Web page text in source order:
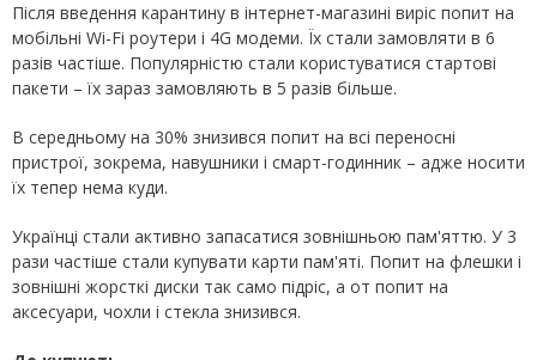
Після введення карантину в інтернет-магазині виріс попит на
мобільні Wi-Fi роутери і 4G модеми. Їх стали замовляти в 6
разів частіше. Популярністю стали користуватися стартові
пакети – їх зараз замовляють в 5 разів більше.
В середньому на 30% знизився попит на всі переносні
пристрої, зокрема, навушники і смарт-годинник – адже носити
їх тепер нема куди.
Українці стали активно запасатися зовнішньою пам'яттю. У 3
рази частіше стали купувати карти пам'яті. Попит на флешки і
зовнішні жорсткі диски так само підріс, а от попит на
аксесуари, чохли і стекла знизився.